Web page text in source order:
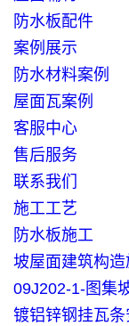
防水板配件
案例展示
防水材料案例
屋面瓦案例
客服中心
售后服务
联系我们
施工工艺
防水板施工
坡屋面建筑构
09J202-1-图集
镀铝锌钢挂瓦